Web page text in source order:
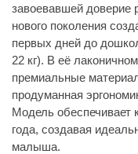
завоевавшей доверие
нового поколения
первых дней до
22 кг). В её
премиальные
продуманная
Модель
года, создавая
малыша.